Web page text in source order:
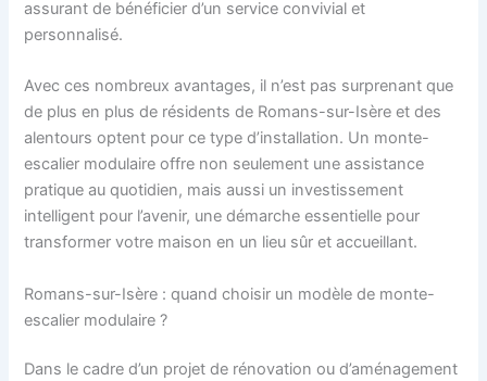
assurant de bénéficier d’un service convivial et
personnalisé.
Avec ces nombreux avantages, il n’est pas surprenant que
de plus en plus de résidents de Romans-sur-Isère et des
alentours optent pour ce type d’installation. Un monte-
escalier modulaire offre non seulement une assistance
pratique au quotidien, mais aussi un investissement
intelligent pour l’avenir, une démarche essentielle pour
transformer votre maison en un lieu sûr et accueillant.
Romans-sur-Isère : quand choisir un modèle de monte-
escalier modulaire ?
Dans le cadre d’un projet de rénovation ou d’aménagement